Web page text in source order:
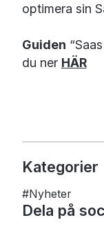
optimera sin
Guiden
du ner HÄR
Kategorier
#Nyheter
Dela på